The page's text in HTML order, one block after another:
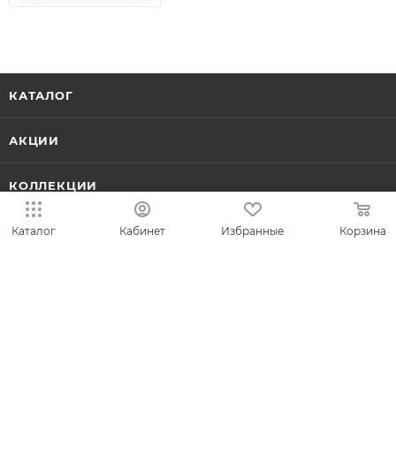
КАТАЛОГ
АКЦИИ
КОЛЛЕКЦИИ
НОВИНКИ
Каталог Кабинет Избранные Корзина